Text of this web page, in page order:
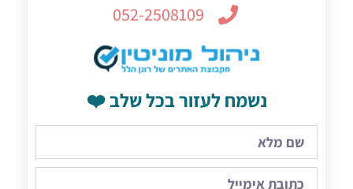
052-2508109
נשמח לעזור בכל שלב ❤️